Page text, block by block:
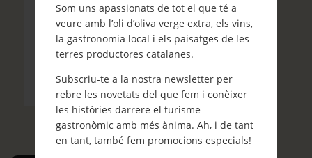
Som uns apassionats de tot el que té a
veure amb l’oli d’oliva verge extra, els vins,
la gastronomia local i els paisatges de les
terres productores catalanes.
Subscriu-te a la nostra newsletter per
rebre les novetats del que fem i conèixer
les històries darrere el turisme
gastronòmic amb més ànima. Ah, i de tant
en tant, també fem promocions especials!